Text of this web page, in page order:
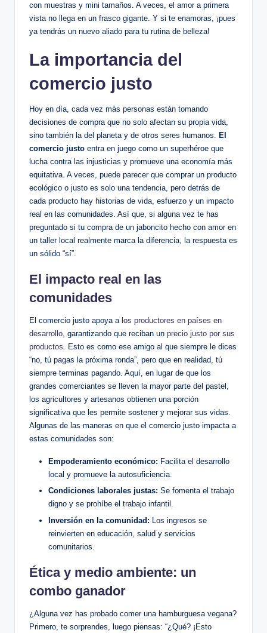
con muestras y mini tamaños. A veces, el amor a primera
vista no llega en un frasco gigante. Y si te enamoras, ¡pues
ya tendrás un nuevo aliado para tu rutina de belleza!
La importancia del
comercio justo
Hoy en día, cada vez más personas están tomando
decisiones de compra que no solo afectan su propia vida,
sino también la del planeta y de otros seres humanos. El
comercio justo entra en juego como un superhéroe que
lucha contra las injusticias y promueve una economía más
equitativa. A veces, puede parecer que comprar un producto
ecológico o justo es solo una tendencia, pero detrás de
cada producto hay historias de vida, esfuerzo y un impacto
real en las comunidades. Así que, si alguna vez te has
preguntado si tu compra de un jaboncito hecho con amor en
un taller local realmente marca la diferencia, la respuesta es
un sólido “sí”.
El impacto real en las
comunidades
El comercio justo apoya a los productores en países en
desarrollo, garantizando que reciban un precio justo por sus
productos. Esto es como ese amigo al que siempre le dices
“no, tú pagas la próxima ronda”, pero que en realidad, tú
siempre terminas pagando. Aquí, en lugar de que los
grandes comerciantes se lleven la mayor parte del pastel,
los agricultores y artesanos obtienen una porción
significativa que les permite sostener y mejorar sus vidas.
Algunas de las maneras en que el comercio justo impacta a
estas comunidades son:
Empoderamiento económico: Facilita el desarrollo
local y promueve la autosuficiencia.
Condiciones laborales justas: Se fomenta el trabajo
digno y se prohíbe el trabajo infantil.
Inversión en la comunidad: Los ingresos se
reinvierten en educación, salud y servicios
comunitarios.
Ética y medio ambiente: un
combo ganador
¿Alguna vez has probado comer una hamburguesa vegana?
Primero, te sorprendes, luego piensas: “¿Qué? ¡Esto